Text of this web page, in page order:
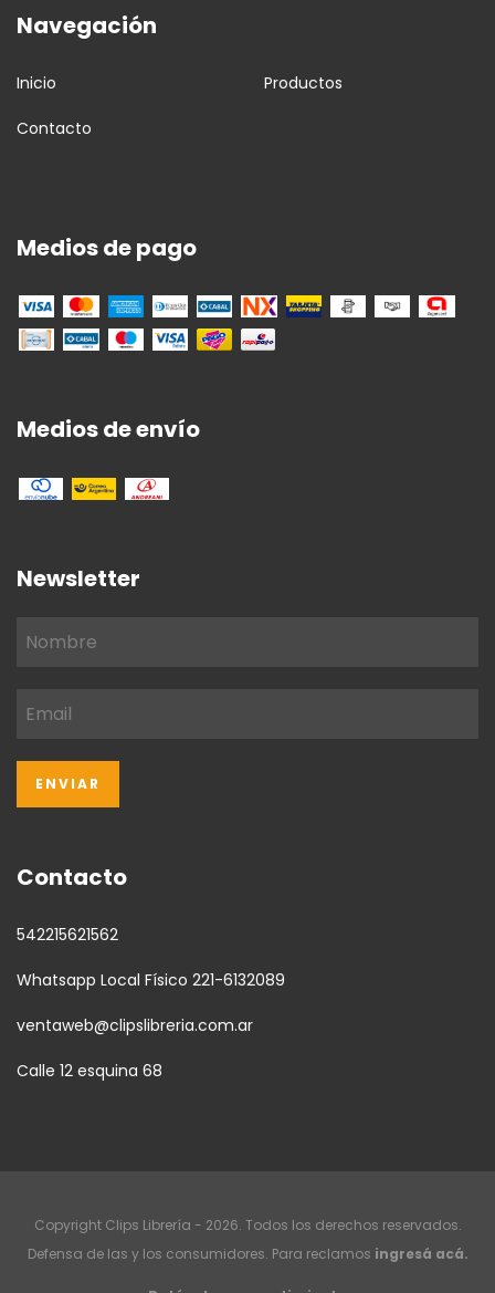
Navegación
Inicio Productos
Contacto
Medios de pago
Medios de envío
Newsletter
Contacto
542215621562
Whatsapp Local Físico 221-6132089
ventaweb@clipslibreria.com.ar
Calle 12 esquina 68
Copyright Clips Librería - 2026. Todos los derechos reservados.
Defensa de las y los consumidores. Para reclamos ingresá acá.